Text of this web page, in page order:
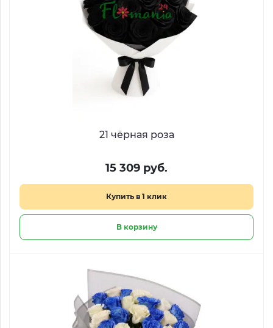
21 чёрная роза
15 309 руб.
Купить в 1 клик
В корзину